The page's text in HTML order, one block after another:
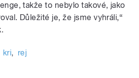
takže to nebylo takové, jako
Důležité je, že jsme vyhráli,“
kri, rej